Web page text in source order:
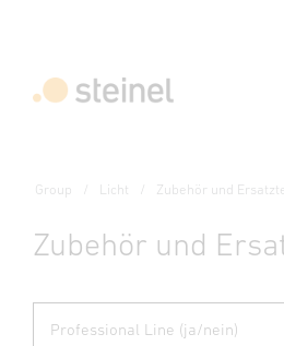
Group Licht Zubehör und
Zubehör und
Professional Line (ja/nein)